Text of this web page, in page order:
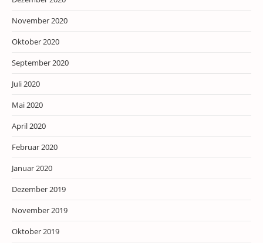
November 2020
Oktober 2020
September 2020
Juli 2020
Mai 2020
April 2020
Februar 2020
Januar 2020
Dezember 2019
November 2019
Oktober 2019